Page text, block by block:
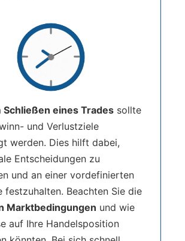
Schließen eines Trades sollte
und Verlustziele
werden. Dies hilft dabei,
Entscheidungen zu
und an einer vordefinierten
festzuhalten. Beachten Sie die
Marktbedingungen und wie
auf Ihre Handelsposition